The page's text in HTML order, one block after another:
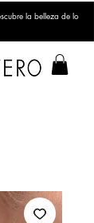
la belleza de lo